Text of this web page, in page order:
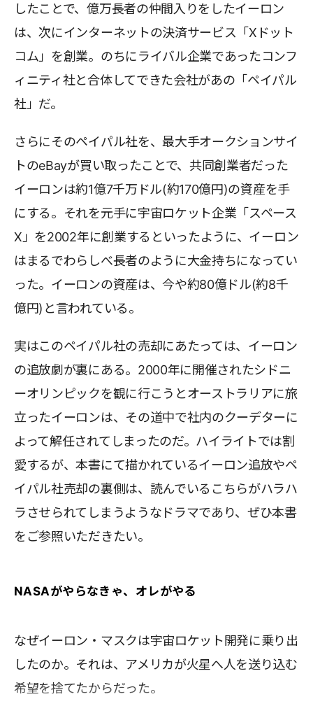
したことで、億万長者の仲間入りをしたイーロン
は、次にインターネットの決済サービス「Xドット
コム」を創業。のちにライバル企業であったコンフ
ィニティ社と合体してできた会社があの「ペイパル
社」だ。
さらにそのペイパル社を、最大手オークションサイ
トのeBayが買い取ったことで、共同創業者だった
イーロンは約1億7千万ドル(約170億円)の資産を手
にする。それを元手に宇宙ロケット企業「スペース
X」を2002年に創業するといったように、イーロン
はまるでわらしべ長者のように大金持ちになってい
った。イーロンの資産は、今や約80億ドル(約8千
億円)と言われている。
実はこのペイパル社の売却にあたっては、イーロン
の追放劇が裏にある。2000年に開催されたシドニ
ーオリンピックを観に行こうとオーストラリアに旅
立ったイーロンは、その道中で社内のクーデターに
よって解任されてしまったのだ。ハイライトでは割
愛するが、本書にて描かれているイーロン追放やペ
イパル社売却の裏側は、読んでいるこちらがハラハ
ラさせられてしまうようなドラマであり、ぜひ本書
をご参照いただきたい。
NASAがやらなきゃ、オレがやる
なぜイーロン・マスクは宇宙ロケット開発に乗り出
したのか。それは、アメリカが火星へ人を送り込む
希望を捨てたからだった。